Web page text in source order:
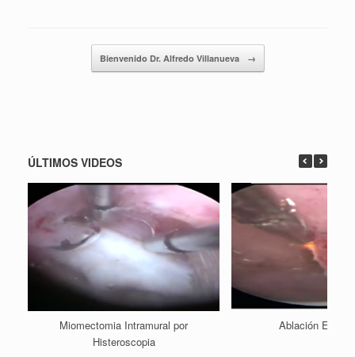
Navegador de artículosBienvenido Dr. Alfredo Villanueva →
ÚLTIMOS VIDEOS
Miomectomia Intramural por
Histeroscopia
Ablación